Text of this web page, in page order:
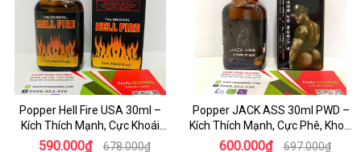
Popper Hell Fire USA 30ml –
Kích Thích Mạnh, Cực Khoái
Thăng Hoa - dochoijapan.com
590.000₫ 678.000₫
Popper JACK ASS 30ml PWD –
Kích Thích Mạnh, Cực Phê, Khoái
Cảm
600.000₫ 697.000₫